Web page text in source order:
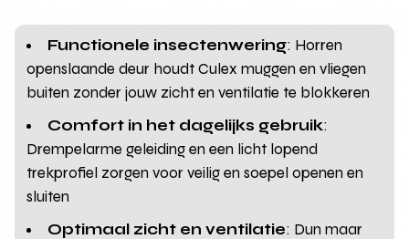
Functionele insectenwering: Horren
openslaande deur houdt Culex muggen en vliegen
buiten zonder jouw zicht en ventilatie te blokkeren
Comfort in het dagelijks gebruik:
Drempelarme geleiding en een licht lopend
trekprofiel zorgen voor veilig en soepel openen en
sluiten
Optimaal zicht en ventilatie: Dun maar